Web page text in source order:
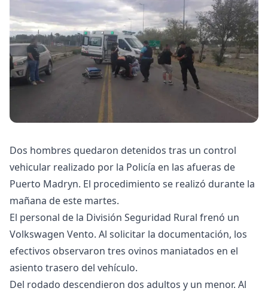
Dos hombres quedaron detenidos tras un control
vehicular realizado por la Policía en las afueras de
Puerto Madryn. El procedimiento se realizó durante la
mañana de este martes.
El personal de la División Seguridad Rural frenó un
Volkswagen Vento. Al solicitar la documentación, los
efectivos observaron tres ovinos maniatados en el
asiento trasero del vehículo.
Del rodado descendieron dos adultos y un menor. Al